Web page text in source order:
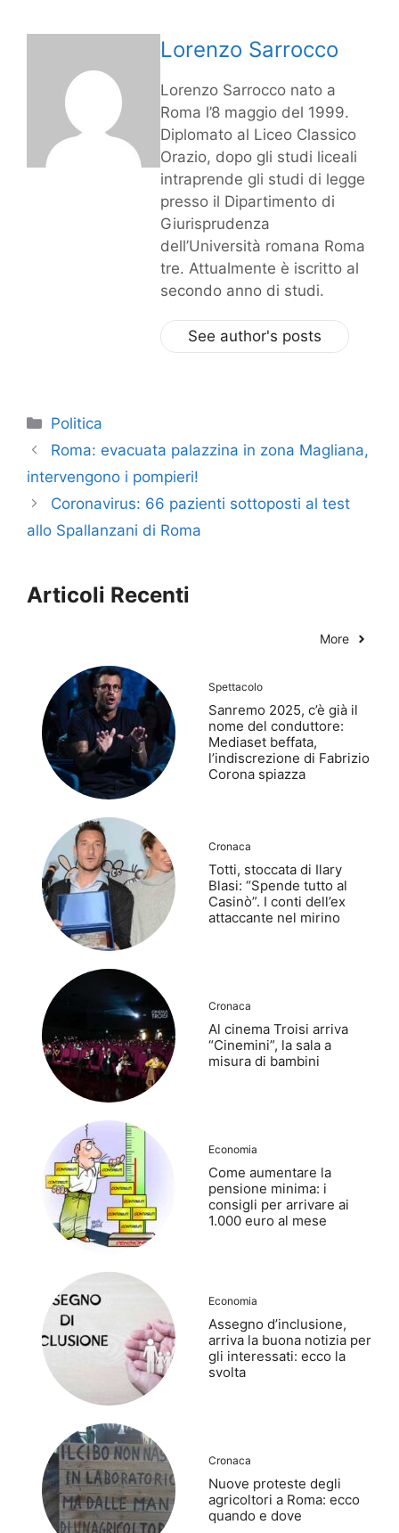
Lorenzo Sarrocco
Lorenzo Sarrocco nato a
Roma l’8 maggio del 1999.
Diplomato al Liceo Classico
Orazio, dopo gli studi liceali
intraprende gli studi di legge
presso il Dipartimento di
Giurisprudenza
dell’Università romana Roma
tre. Attualmente è iscritto al
secondo anno di studi.
See author's posts
Categorie
Politica
Roma: evacuata palazzina in zona Magliana,
intervengono i pompieri!
Coronavirus: 66 pazienti sottoposti al test
allo Spallanzani di Roma
Articoli Recenti
More
Spettacolo
Sanremo 2025, c’è già il
nome del conduttore:
Mediaset beffata,
l’indiscrezione di Fabrizio
Corona spiazza
Cronaca
Totti, stoccata di Ilary
Blasi: “Spende tutto al
Casinò”. I conti dell’ex
attaccante nel mirino
Cronaca
Al cinema Troisi arriva
“Cinemini”, la sala a
misura di bambini
Economia
Come aumentare la
pensione minima: i
consigli per arrivare ai
1.000 euro al mese
Economia
Assegno d’inclusione,
arriva la buona notizia per
gli interessati: ecco la
svolta
Cronaca
Nuove proteste degli
agricoltori a Roma: ecco
quando e dove